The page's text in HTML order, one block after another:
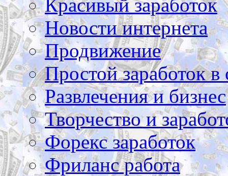
Красивый заработок
Новости интернета
Продвижение
Простой заработок в
Развлечения и бизнес
Творчество и
Форекс заработок
Фриланс работа